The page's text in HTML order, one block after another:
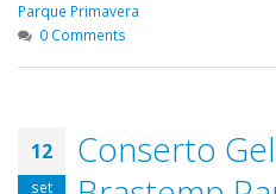
Parque Primavera
0 Comments
12
set
Conserto